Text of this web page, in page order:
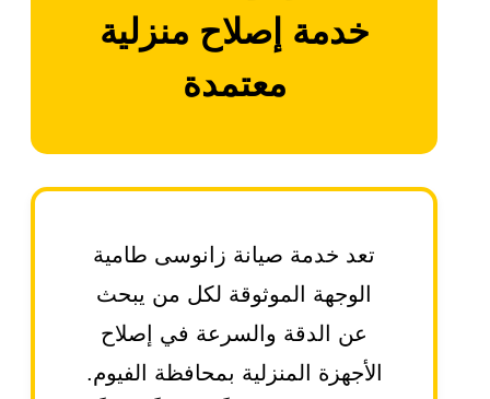
خدمة إصلاح منزلية
معتمدة
تعد خدمة صيانة زانوسى طامية
الوجهة الموثوقة لكل من يبحث
عن الدقة والسرعة في إصلاح
الأجهزة المنزلية بمحافظة الفيوم.